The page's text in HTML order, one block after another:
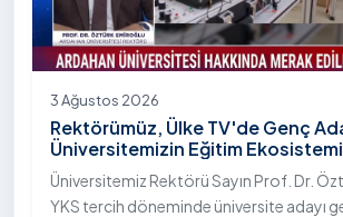
3 Ağustos 2026
Rektörümüz, Ülke TV'de Genç
Üniversitemizin Eğitim
Sunduğu Nitelikli İmkânları Anlattı
Üniversitemiz Rektörü Sayın Prof. Dr.
YKS tercih döneminde üniversite adayı